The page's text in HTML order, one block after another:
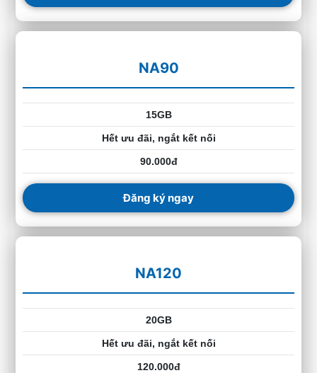
NA90
15GB
Hết ưu đãi, ngắt kết nối
90.000đ
Đăng ký ngay
NA120
20GB
Hết ưu đãi, ngắt kết nối
120.000đ